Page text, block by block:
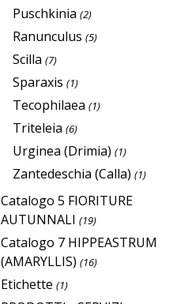
Puschkinia (2)
Ranunculus (5)
Scilla (7)
Sparaxis (1)
Tecophilaea (1)
Triteleia (6)
Urginea (Drimia) (1)
Zantedeschia (Calla) (1)
Catalogo 5 FIORITURE
AUTUNNALI (19)
Catalogo 7 HIPPEASTRUM
(AMARYLLIS) (16)
Etichette (1)